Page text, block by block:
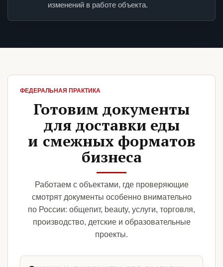
изменений в работе объекта.
ФЕДЕРАЛЬНАЯ ПРАКТИКА
Готовим документы
для доставки еды
и смежных форматов
бизнеса
Работаем с объектами, где проверяющие
смотрят документы особенно внимательно
по России: общепит, beauty, услуги, торговля,
производство, детские и образовательные
проекты.